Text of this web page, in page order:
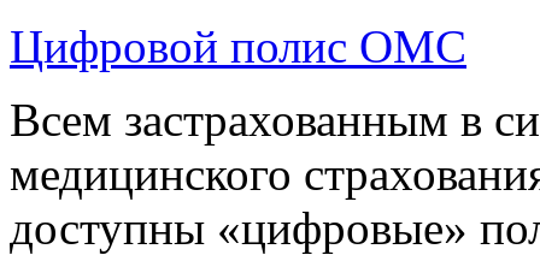
Цифровой полис ОМС
Всем застрахованным в
медицинского
доступны «цифровые»